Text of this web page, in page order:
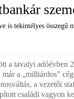
is tekintélyes összegű
a tavalyi adóévben
a „milliárdos”
a vezetői
családi vagyon